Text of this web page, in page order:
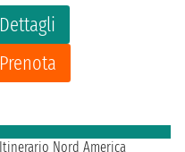
Dettagli
Prenota